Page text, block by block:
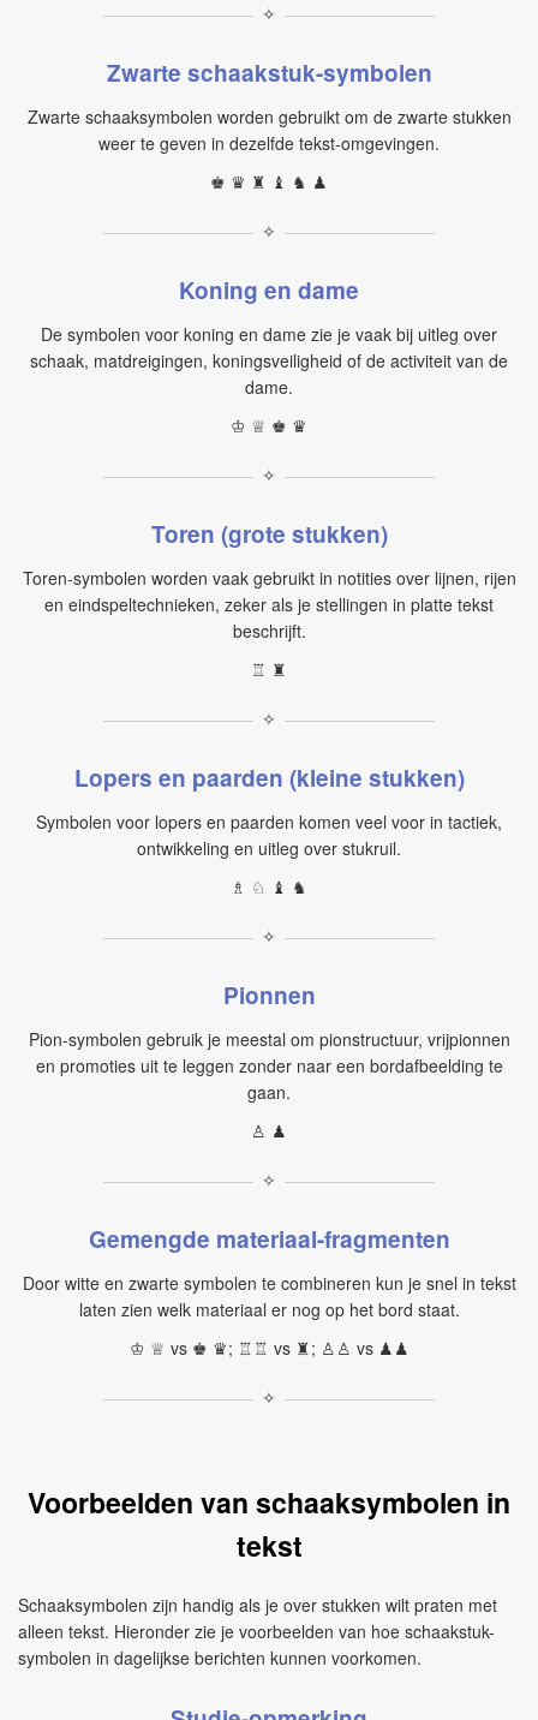
✧
Zwarte schaakstuk-symbolen
Zwarte schaaksymbolen worden gebruikt om de zwarte stukken
weer te geven in dezelfde tekst-omgevingen.
♚ ♛ ♜ ♝ ♞ ♟
✧
Koning en dame
De symbolen voor koning en dame zie je vaak bij uitleg over
schaak, matdreigingen, koningsveiligheid of de activiteit van de
dame.
♔ ♕ ♚ ♛
✧
Toren (grote stukken)
Toren-symbolen worden vaak gebruikt in notities over lijnen, rijen
en eindspeltechnieken, zeker als je stellingen in platte tekst
beschrijft.
♖ ♜
✧
Lopers en paarden (kleine stukken)
Symbolen voor lopers en paarden komen veel voor in tactiek,
ontwikkeling en uitleg over stukruil.
♗ ♘ ♝ ♞
✧
Pionnen
Pion-symbolen gebruik je meestal om pionstructuur, vrijpionnen
en promoties uit te leggen zonder naar een bordafbeelding te
gaan.
♙ ♟
✧
Gemengde materiaal-fragmenten
Door witte en zwarte symbolen te combineren kun je snel in tekst
laten zien welk materiaal er nog op het bord staat.
♔ ♕ vs ♚ ♛; ♖♖ vs ♜; ♙♙ vs ♟♟
✧
Voorbeelden van schaaksymbolen in
tekst
Schaaksymbolen zijn handig als je over stukken wilt praten met
alleen tekst. Hieronder zie je voorbeelden van hoe schaakstuk-
symbolen in dagelijkse berichten kunnen voorkomen.